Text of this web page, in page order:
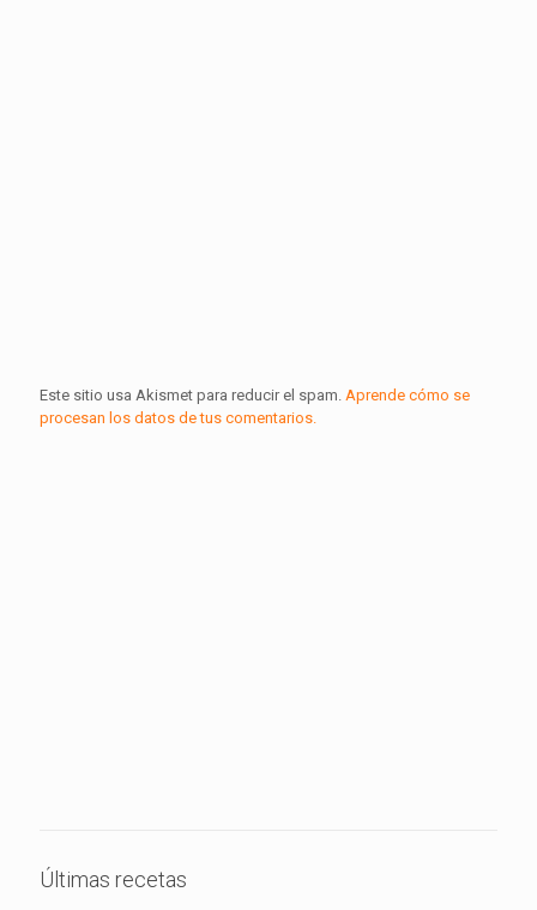
Este sitio usa Akismet para reducir el spam. Aprende cómo se
procesan los datos de tus comentarios.
Últimas recetas